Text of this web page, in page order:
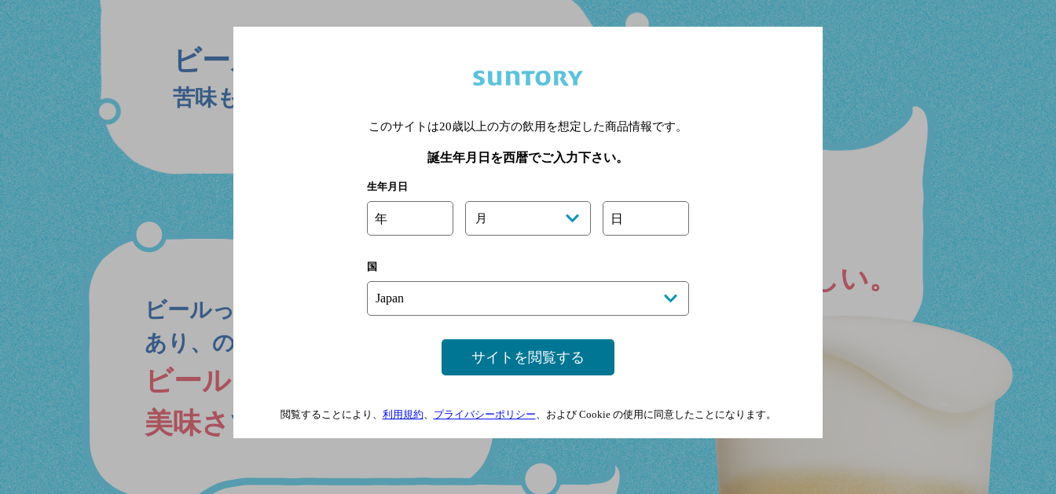
ビール風の
苦味もあり、コクもあるように思う。
麦芽の苦味をしっかり味わえて
飲みごたえがあり、
満足感がありとても 美味しい。
ビールっぽい苦味やコクが
あり、のどごしもよく
ビールと変わらない
美味さです。
このサイトは20歳以上の方の飲用を想定した商品情報です。
誕生年月日を西暦でご入力下さい。
生年月日
年 月 日
国
サイトを閲覧する
閲覧することにより、 利用規約、 プライバシーポリシー、および Cookie の使用に同意したことになります。